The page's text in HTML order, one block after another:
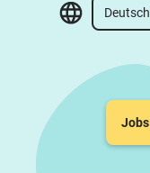
Deutsch
Jobs